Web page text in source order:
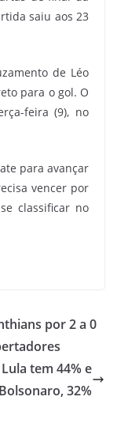
saiu aos 23
de Léo
para o gol. O
feira (9), no
para avançar
vencer por
classificar no
por 2 a 0
tem 44% e
Bolsonaro, 32%